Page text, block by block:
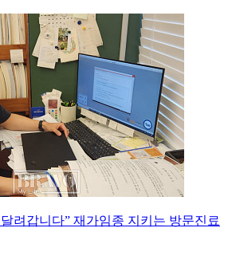
려갑니다” 재가임종 지키는 방문진료